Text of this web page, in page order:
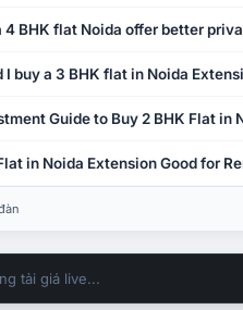
4 BHK flat Noida offer better
I buy a 3 BHK flat in Noida
Guide to Buy 2 BHK Flat in
in Noida Extension Good for
tải giá live...